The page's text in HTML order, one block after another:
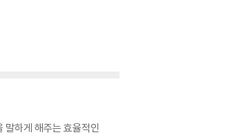
말하게 해주는 효율적인